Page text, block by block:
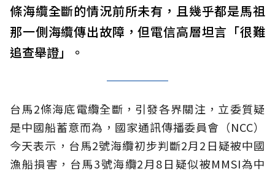
條海纜全斷的情況前所未有，且幾乎都是馬祖
那一側海纜傳出故障，但電信高層坦言「很難
追查舉證」。
台馬2條海底電纜全斷，引發各界關注，立委質疑
是中國船蓄意而為，國家通訊傳播委員會（NCC）
今天表示，台馬2號海纜初步判斷2月2日疑被中國
漁船損害，台馬3號海纜2月8日疑似被MMSI為中